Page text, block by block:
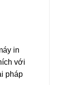
in
với
pháp